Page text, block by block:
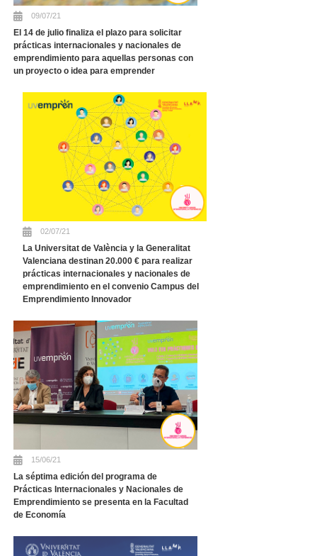
09/07/21
El 14 de julio finaliza el plazo para solicitar
prácticas internacionales y nacionales de
emprendimiento para aquellas personas con
un proyecto o idea para emprender
02/07/21
La Universitat de València y la Generalitat
Valenciana destinan 20.000 € para realizar
prácticas internacionales y nacionales de
emprendimiento en el convenio Campus del
Emprendimiento Innovador
15/06/21
La séptima edición del programa de
Prácticas Internacionales y Nacionales de
Emprendimiento se presenta en la Facultad
de Economía